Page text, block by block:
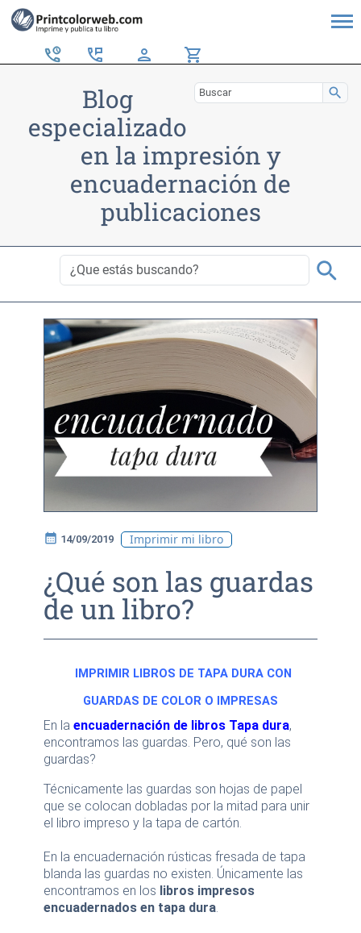
perm_phone_msg person shopping_cart
search
Blog
especializado
en la impresión y
encuadernación de
publicaciones
search
calendar_month 14/09/2019 Imprimir mi libro
¿Qué son las guardas
de un libro?
IMPRIMIR LIBROS DE TAPA DURA CON
GUARDAS DE COLOR O IMPRESAS
En la encuadernación de libros Tapa dura,
encontramos las guardas. Pero, qué son las
guardas?
Técnicamente las guardas son hojas de papel
que se colocan dobladas por la mitad para unir
el libro impreso y la tapa de cartón.
En la encuadernación rústicas fresada de tapa
blanda las guardas no existen. Únicamente las
encontramos en los libros impresos
encuadernados en tapa dura.